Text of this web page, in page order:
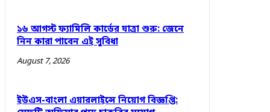
১৬ আগস্ট ফ্যামিলি কার্ডের যাত্রা শুরু: জেনে
নিন কারা পাবেন এই সুবিধা
August 7, 2026
ইউএস-বাংলা এয়ারলাইন্সে নিয়োগ বিজ্ঞপ্তি: